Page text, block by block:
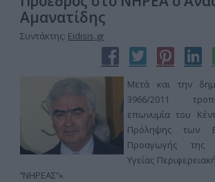
Αμανατίδης
Συντάκτης: Eidisis.gr
Μετά και την
3966/2011
επωνυμία του
Πρόληψης των
Προαγωγής της
Υγείας
‘’ΝΗΡΕΑΣ’’».